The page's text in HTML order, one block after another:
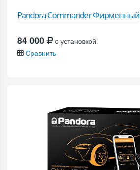
Pandora Commander Фирменный
84 000
c установкой
Сравнить